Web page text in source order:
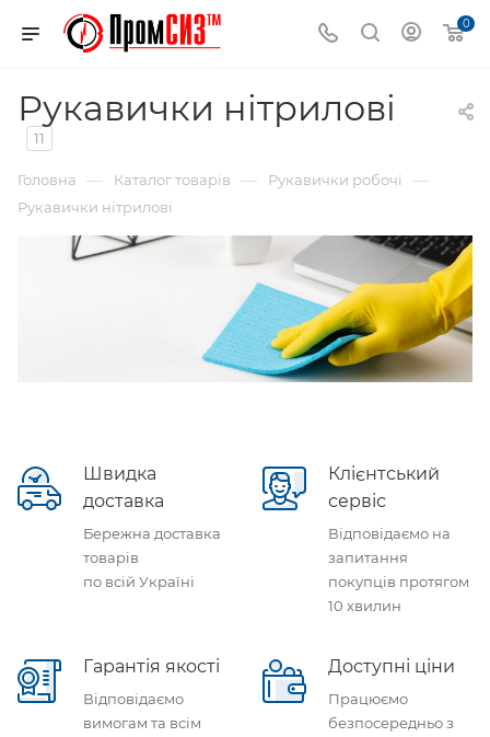
0
Рукавички нітрилові
11
Головна — Каталог товарів — Рукавички робочі —
Рукавички нітрилові
Швидка
доставка
Бережна доставка
товарів
по всій Україні
Клієнтський
сервіс
Відповідаємо на
запитання
покупців протягом
10 хвилин
Гарантія якості
Відповідаємо
вимогам та всім
Доступні ціни
Працюємо
безпосередньо з